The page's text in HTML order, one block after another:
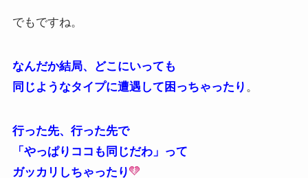
でもですね。
なんだか結局、どこにいっても
同じようなタイプに遭遇して困っちゃったり 。
行った先、行った先で
「やっぱりココも同じだわ」って
ガッカリしちゃったり